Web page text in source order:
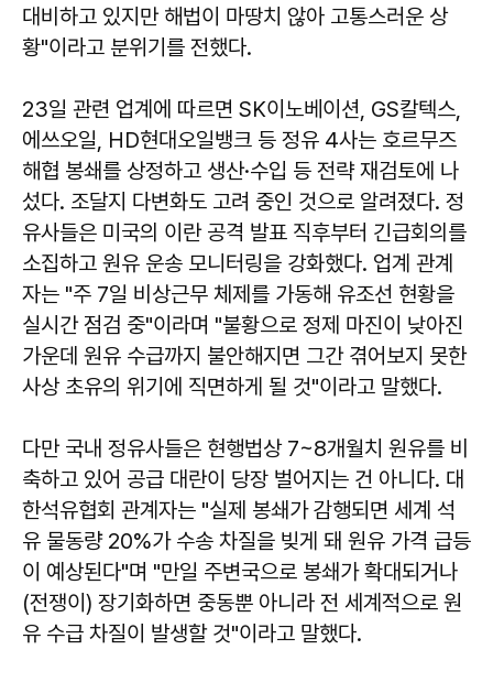
대비하고 있지만 해법이 마땅치 않아 고통스러운 상
황"이라고 분위기를 전했다.
23일 관련 업계에 따르면 SK이노베이션, GS칼텍스,
에쓰오일, HD현대오일뱅크 등 정유 4사는 호르무즈
해협 봉쇄를 상정하고 생산·수입 등 전략 재검토에 나
섰다. 조달지 다변화도 고려 중인 것으로 알려졌다. 정
유사들은 미국의 이란 공격 발표 직후부터 긴급회의를
소집하고 원유 운송 모니터링을 강화했다. 업계 관계
자는 "주 7일 비상근무 체제를 가동해 유조선 현황을
실시간 점검 중"이라며 "불황으로 정제 마진이 낮아진
가운데 원유 수급까지 불안해지면 그간 겪어보지 못한
사상 초유의 위기에 직면하게 될 것"이라고 말했다.
다만 국내 정유사들은 현행법상 7~8개월치 원유를 비
축하고 있어 공급 대란이 당장 벌어지는 건 아니다. 대
한석유협회 관계자는 "실제 봉쇄가 감행되면 세계 석
유 물동량 20%가 수송 차질을 빚게 돼 원유 가격 급등
이 예상된다"며 "만일 주변국으로 봉쇄가 확대되거나
(전쟁이) 장기화하면 중동뿐 아니라 전 세계적으로 원
유 수급 차질이 발생할 것"이라고 말했다.